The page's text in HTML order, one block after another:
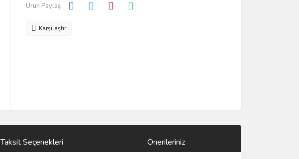
Ürün Paylaş :
Karşılaştır
Taksit Seçenekleri Önerileriniz